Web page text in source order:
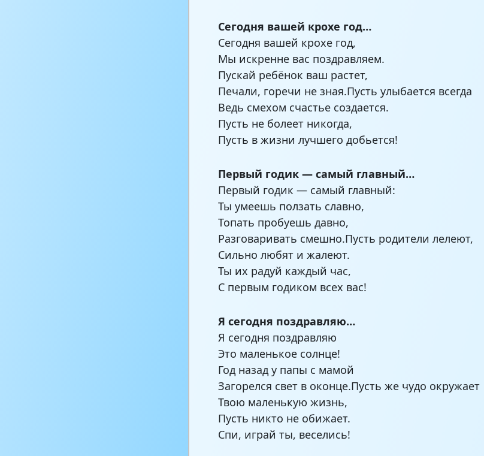
Сегодня вашей крохе год…
Сегодня вашей крохе год,
Мы искренне вас поздравляем.
Пускай ребёнок ваш растет,
Печали, горечи не зная.Пусть улыбается всегда
Ведь смехом счастье создается.
Пусть не болеет никогда,
Пусть в жизни лучшего добьется!
Первый годик — самый главный…
Первый годик — самый главный:
Ты умеешь ползать славно,
Топать пробуешь давно,
Разговаривать смешно.Пусть родители лелеют,
Сильно любят и жалеют.
Ты их радуй каждый час,
С первым годиком всех вас!
Я сегодня поздравляю…
Я сегодня поздравляю
Это маленькое солнце!
Год назад у папы с мамой
Загорелся свет в оконце.Пусть же чудо окружает
Твою маленькую жизнь,
Пусть никто не обижает.
Спи, играй ты, веселись!